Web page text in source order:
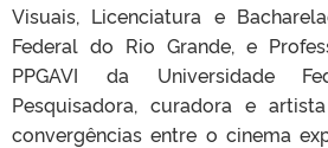
Visuais, Licenciatura e
Federal do Rio Grande, e
PPGAVI da Universidade
Pesquisadora, curadora e
convergências entre o cinema